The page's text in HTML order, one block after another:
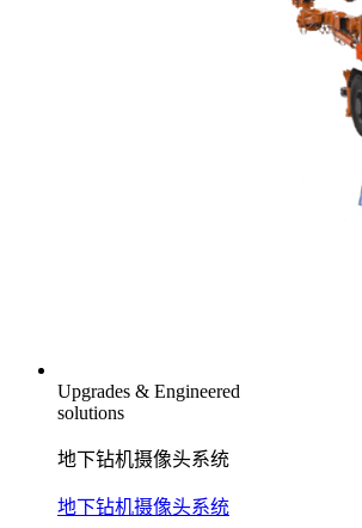
Upgrades & Engineered
solutions
地下钻机摄像头系统
地下钻机摄像头系统